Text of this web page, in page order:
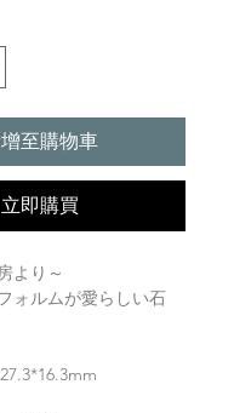
至購物車
立即購買
より～
ォルムが愛らしい石